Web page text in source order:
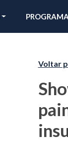
Voltar